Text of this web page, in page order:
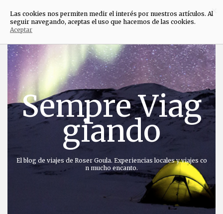
Saltar
contenido
Sempre Viag
giando
El blog de viajes de Roser Goula. Experiencias locales y viajes co
n mucho encanto.
×
Las cookies nos permiten medir el interés por nuestros artículos. Al
seguir navegando, aceptas el uso que hacemos de las cookies.
Aceptar